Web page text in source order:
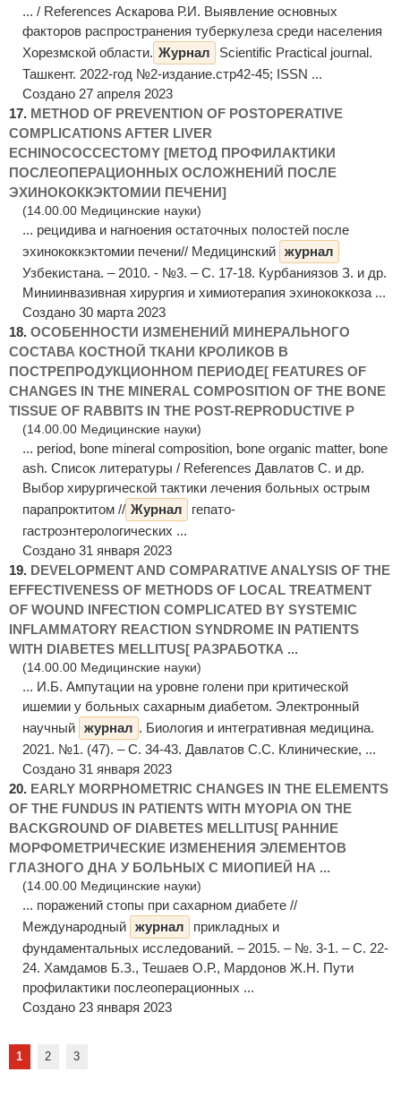
... / References Аскарова Р.И. Выявление основных
факторов распространения туберкулеза среди населения
Хорезмской области. Журнал
Scientific Practical journal.
Ташкент. 2022-год №2-издание.стр42-45; ISSN ...
Создано 27 апреля 2023
17. METHOD OF PREVENTION OF POSTOPERATIVE
COMPLICATIONS AFTER LIVER
ECHINOCOCCECTOMY [МЕТОД ПРОФИЛАКТИКИ
ПОСЛЕОПЕРАЦИОННЫХ ОСЛОЖНЕНИЙ ПОСЛЕ
ЭХИНОКОККЭКТОМИИ ПЕЧЕНИ]
(14.00.00 Медицинские науки)
... рецидива и нагноения остаточных полостей после
эхинококкэктомии печени// Медицинский журнал
Узбекистана. – 2010. - №3. – С. 17-18. Курбаниязов З. и др.
Миниинвазивная хирургия и химиотерапия эхинококкоза ...
Создано 30 марта 2023
18. ОСОБЕННОСТИ ИЗМЕНЕНИЙ МИНЕРАЛЬНОГО
СОСТАВА КОСТНОЙ ТКАНИ КРОЛИКОВ В
ПОСТРЕПРОДУКЦИОННОМ ПЕРИОДЕ[ FEATURES OF
CHANGES IN THE MINERAL COMPOSITION OF THE BONE
TISSUE OF RABBITS IN THE POST-REPRODUCTIVE P
(14.00.00 Медицинские науки)
... period, bone mineral composition, bone organic matter, bone
ash. Список литературы / References Давлатов С. и др.
Выбор хирургической тактики лечения больных острым
парапроктитом // Журнал
гепато-
гастроэнтерологических ...
Создано 31 января 2023
19. DEVELOPMENT AND COMPARATIVE ANALYSIS OF THE
EFFECTIVENESS OF METHODS OF LOCAL TREATMENT
OF WOUND INFECTION COMPLICATED BY SYSTEMIC
INFLAMMATORY REACTION SYNDROME IN PATIENTS
WITH DIABETES MELLITUS[ РАЗРАБОТКА ...
(14.00.00 Медицинские науки)
... И.Б. Ампутации на уровне голени при критической
ишемии у больных сахарным диабетом. Электронный
научный журнал . Биология и интегративная медицина.
2021. №1. (47). – С. 34-43. Давлатов С.С. Клинические, ...
Создано 31 января 2023
20. EARLY MORPHOMETRIC CHANGES IN THE ELEMENTS
OF THE FUNDUS IN PATIENTS WITH MYOPIA ON THE
BACKGROUND OF DIABETES MELLITUS[ РАННИЕ
МОРФОМЕТРИЧЕСКИЕ ИЗМЕНЕНИЯ ЭЛЕМЕНТОВ
ГЛАЗНОГО ДНА У БОЛЬНЫХ С МИОПИЕЙ НА ...
(14.00.00 Медицинские науки)
... поражений стопы при сахарном диабете //
Международный журнал
прикладных и
фундаментальных исследований. – 2015. – №. 3-1. – С. 22-
24. Хамдамов Б.З., Тешаев О.Р., Мардонов Ж.Н. Пути
профилактики послеоперационных ...
Создано 23 января 2023
1 2 3